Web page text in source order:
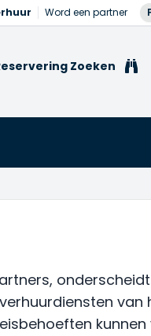
Word een partner
Zoeken